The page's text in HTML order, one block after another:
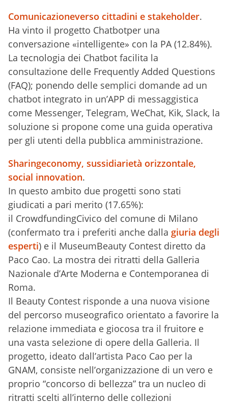
Comunicazioneverso cittadini e stakeholder.
Ha vinto il progetto Chatbotper una
conversazione «intelligente» con la PA (12.84%).
La tecnologia dei Chatbot facilita la
consultazione delle Frequently Added Questions
(FAQ); ponendo delle semplici domande ad un
chatbot integrato in un’APP di messaggistica
come Messenger, Telegram, WeChat, Kik, Slack, la
soluzione si propone come una guida operativa
per gli utenti della pubblica amministrazione.
Sharingeconomy, sussidiarietà orizzontale,
social innovation.
In questo ambito due progetti sono stati
giudicati a pari merito (17.65%):
il CrowdfundingCivico del comune di Milano
(confermato tra i preferiti anche dalla giuria degli
esperti) e il MuseumBeauty Contest diretto da
Paco Cao. La mostra dei ritratti della Galleria
Nazionale d’Arte Moderna e Contemporanea di
Roma.
Il Beauty Contest risponde a una nuova visione
del percorso museografico orientato a favorire la
relazione immediata e giocosa tra il fruitore e
una vasta selezione di opere della Galleria. Il
progetto, ideato dall’artista Paco Cao per la
GNAM, consiste nell’organizzazione di un vero e
proprio “concorso di bellezza” tra un nucleo di
ritratti scelti all’interno delle collezioni